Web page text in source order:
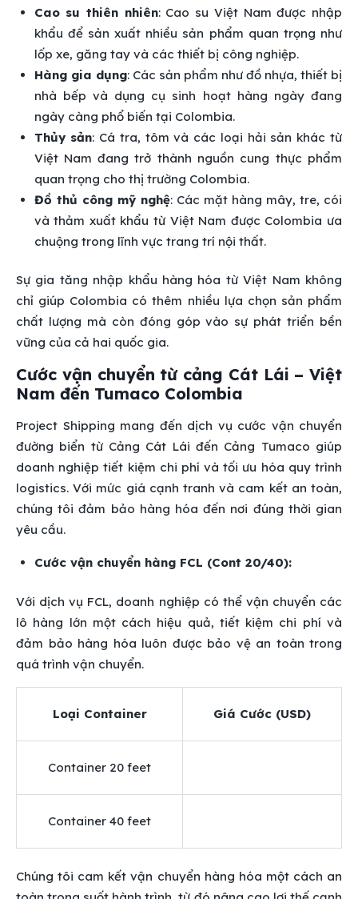
Cao su thiên nhiên: Cao su Việt Nam được nhập
khẩu để sản xuất nhiều sản phẩm quan trọng như
lốp xe, găng tay và các thiết bị công nghiệp.
Hàng gia dụng: Các sản phẩm như đồ nhựa, thiết bị
nhà bếp và dụng cụ sinh hoạt hàng ngày đang
ngày càng phổ biến tại Colombia.
Thủy sản: Cá tra, tôm và các loại hải sản khác từ
Việt Nam đang trở thành nguồn cung thực phẩm
quan trọng cho thị trường Colombia.
Đồ thủ công mỹ nghệ: Các mặt hàng mây, tre, cói
và thảm xuất khẩu từ Việt Nam được Colombia ưa
chuộng trong lĩnh vực trang trí nội thất.
Sự gia tăng nhập khẩu hàng hóa từ Việt Nam không
chỉ giúp Colombia có thêm nhiều lựa chọn sản phẩm
chất lượng mà còn đóng góp vào sự phát triển bền
vững của cả hai quốc gia.
Cước vận chuyển từ cảng Cát Lái – Việt
Nam đến Tumaco Colombia
Project Shipping mang đến dịch vụ cước vận chuyển
đường biển từ Cảng Cát Lái đến Cảng Tumaco giúp
doanh nghiệp tiết kiệm chi phí và tối ưu hóa quy trình
logistics. Với mức giá cạnh tranh và cam kết an toàn,
chúng tôi đảm bảo hàng hóa đến nơi đúng thời gian
yêu cầu.
Cước vận chuyển hàng FCL (Cont 20/40):
Với dịch vụ FCL, doanh nghiệp có thể vận chuyển các
lô hàng lớn một cách hiệu quả, tiết kiệm chi phí và
đảm bảo hàng hóa luôn được bảo vệ an toàn trong
quá trình vận chuyển.
Loại Container Giá Cước (USD)
Container 20 feet
Container 40 feet
Chúng tôi cam kết vận chuyển hàng hóa một cách an